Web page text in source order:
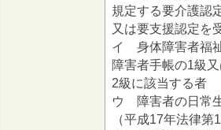
規定する要介護認
又は要支援認定を
イ 身体障害者福
障害者手帳の1級
2級に該当する者
ウ 障害者の日常
（平成17年法律第